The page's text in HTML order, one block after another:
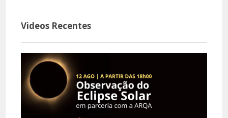
Videos Recentes